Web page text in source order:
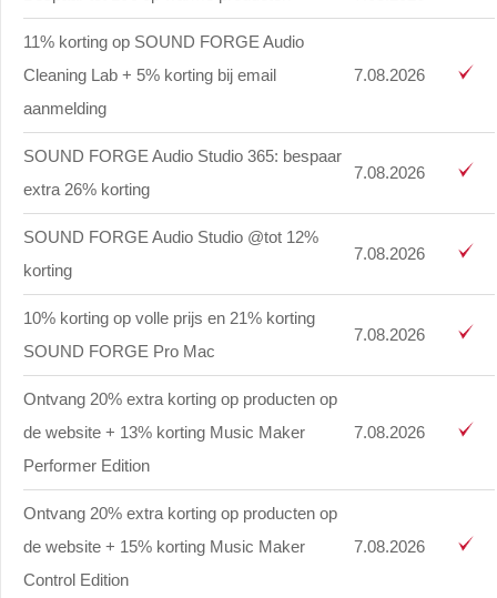
11% korting op SOUND FORGE Audio
Cleaning Lab + 5% korting bij email
aanmelding
7.08.2026
SOUND FORGE Audio Studio 365: bespaar
extra 26% korting
7.08.2026
SOUND FORGE Audio Studio @tot 12%
korting
7.08.2026
10% korting op volle prijs en 21% korting
SOUND FORGE Pro Mac
7.08.2026
Ontvang 20% extra korting op producten op
de website + 13% korting Music Maker
Performer Edition
7.08.2026
Ontvang 20% extra korting op producten op
de website + 15% korting Music Maker
Control Edition
7.08.2026